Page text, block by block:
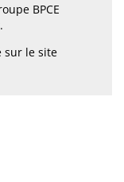
BPCE
sur le site